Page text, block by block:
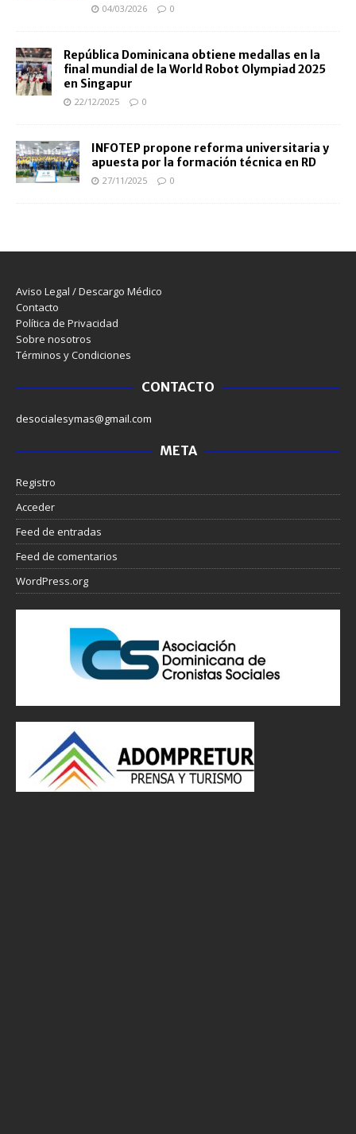
04/03/2026 0
República Dominicana obtiene medallas en la
final mundial de la World Robot Olympiad 2025
en Singapur
22/12/2025 0
INFOTEP propone reforma universitaria y
apuesta por la formación técnica en RD
27/11/2025 0
Aviso Legal / Descargo Médico
Contacto
Política de Privacidad
Sobre nosotros
Términos y Condiciones
CONTACTO
desocialesymas@gmail.com
META
Registro
Acceder
Feed de entradas
Feed de comentarios
WordPress.org